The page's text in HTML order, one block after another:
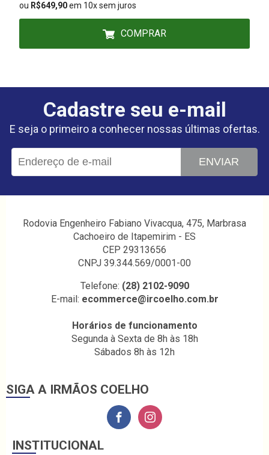
ou R$649,90em 10x sem juros
COMPRAR
Cadastre seu e-mail
E seja o primeiro a conhecer nossas últimas ofertas.
ENVIAR
Rodovia Engenheiro Fabiano Vivacqua, 475, Marbrasa
Cachoeiro de Itapemirim - ES
CEP 29313656
CNPJ 39.344.569/0001-00
Telefone: (28) 2102-9090
E-mail: ecommerce@ircoelho.com.br
Horários de funcionamento
Segunda à Sexta de 8h às 18h
Sábados 8h às 12h
SIGA A IRMÃOS COELHO
INSTITUCIONAL